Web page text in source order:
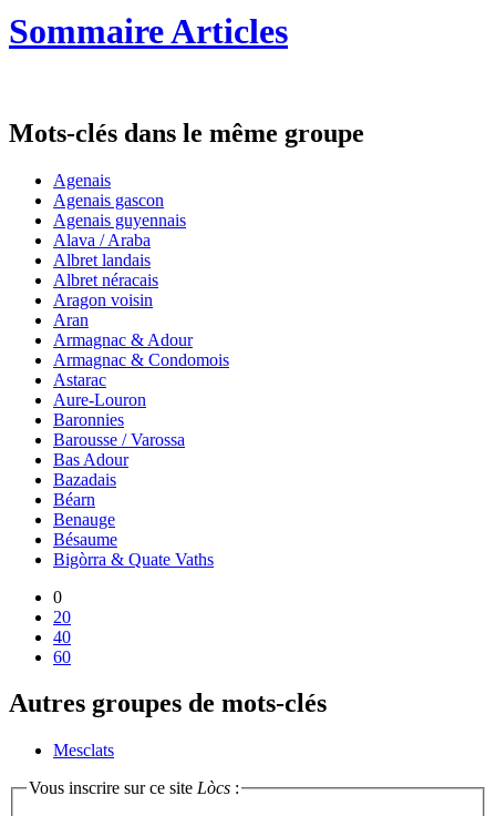
Sommaire Articles
Mots-clés dans le même groupe
Agenais
Agenais gascon
Agenais guyennais
Alava / Araba
Albret landais
Albret néracais
Aragon voisin
Aran
Armagnac & Adour
Armagnac & Condomois
Astarac
Aure-Louron
Baronnies
Barousse / Varossa
Bas Adour
Bazadais
Béarn
Benauge
Bésaume
Bigòrra & Quate Vaths
0
20
40
60
Autres groupes de mots-clés
Mesclats
Vous inscrire sur ce site Lòcs :